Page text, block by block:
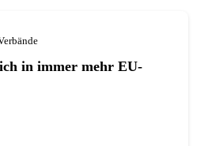
in immer mehr EU-